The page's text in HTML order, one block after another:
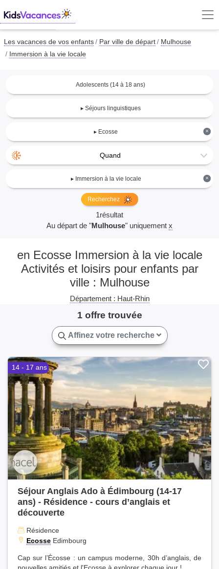
Les vacances de vos enfants Par ville de départ
Mulhouse
Immersion à la vie locale
Adolescents (14 à 18 ans)
▸ Séjours linguistiques
×
▸ Ecosse
Quand
×
▸ Immersion à la vie locale
Recherchez
1résultat
Au départ de "Mulhouse" uniquement x
en Ecosse Immersion à la vie locale
Activités et loisirs pour enfants par
ville : Mulhouse
Département : Haut-Rhin
1 offre trouvée
Affinez votre recherche
14 - 17 ans
Séjour Anglais Ado à Édimbourg (14-17
ans) - Résidence - cours d’anglais et
découverte
Résidence
Ecosse Edimbourg
Cap sur l’Écosse : un campus moderne, 30h d’anglais, de